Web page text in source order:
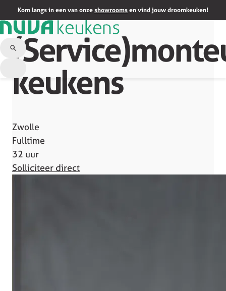
Kom langs in een van onze showrooms en vind jouw droomkeuken!
Terug naar overzicht
keukens
Zwolle
Fulltime
32 uur
Solliciteer direct